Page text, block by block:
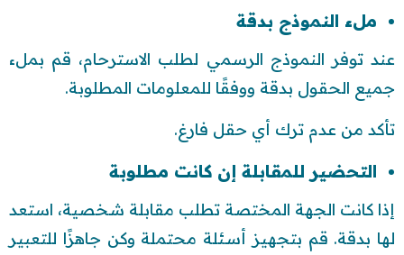
ملء النموذج بدقة
عند توفر النموذج الرسمي لطلب الاسترحام، قم بملء
جميع الحقول بدقة ووفقًا للمعلومات المطلوبة.
تأكد من عدم ترك أي حقل فارغ.
التحضير للمقابلة إن كانت مطلوبة
إذا كانت الجهة المختصة تطلب مقابلة شخصية، استعد
لها بدقة. قم بتجهيز أسئلة محتملة وكن جاهزًا للتعبير